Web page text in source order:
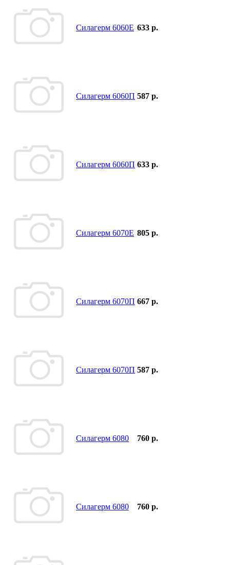
Силагерм 6060Е 633 р.
Силагерм 6060П 587 р.
Силагерм 6060П 633 р.
Силагерм 6070Е 805 р.
Силагерм 6070П 667 р.
Силагерм 6070П 587 р.
Силагерм 6080 760 р.
Силагерм 6080 760 р.